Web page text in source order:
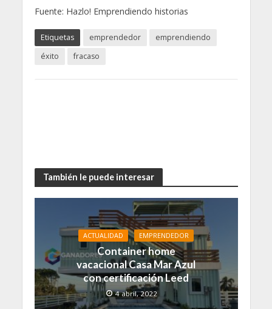
Fuente: Hazlo! Emprendiendo historias
Etiquetas emprendedor
emprendiendo
éxito
fracaso
También le puede interesar
ACTUALIDAD EMPRENDEDOR
Container home
vacacional Casa Mar Azul
con certificación Leed
4 abril, 2022